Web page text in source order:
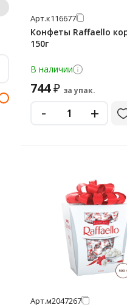
Арт.к116677
Конфеты Raffaello
150г
В наличии
744₽ за упак.
- +
Арт.м2047267